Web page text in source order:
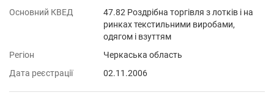
Основний КВЕД
47.82 Роздрібна торгівля з лотків і на
ринках текстильними виробами,
одягом і взуттям
Регіон
Черкаська область
Дата реєстрації
02.11.2006